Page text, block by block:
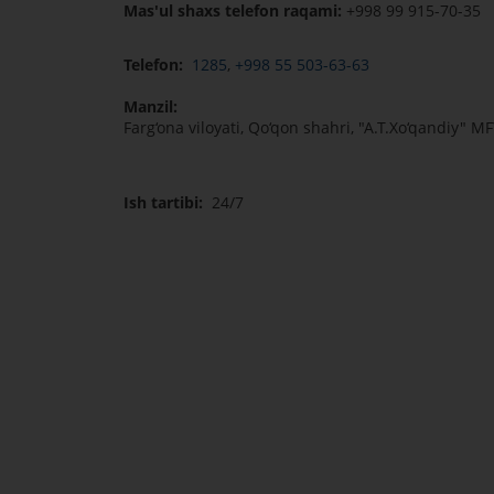
Mas'ul shaxs telefon raqami: +998 99 915-70-35
Telefon: 1285, +998 55 503-63-63
Manzil:
Farg‘ona viloyati, Qo‘qon shahri, "A.T.Xo‘qandiy"
Ish tartibi: 24/7